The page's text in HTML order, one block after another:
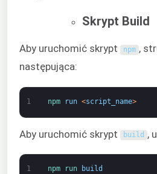
Skrypt Build
Aby uruchomić skrypt npm ,
następująca:
1 npm run <script_name>
Aby uruchomić skrypt build ,
1 npm run build